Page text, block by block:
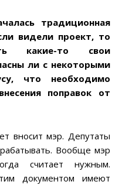
традиционная
видели проект, то
какие-то свои
ли с некоторыми
что необходимо
поправок от
вносит мэр. Депутаты
Вообще мэр
считает нужным.
документом имеют